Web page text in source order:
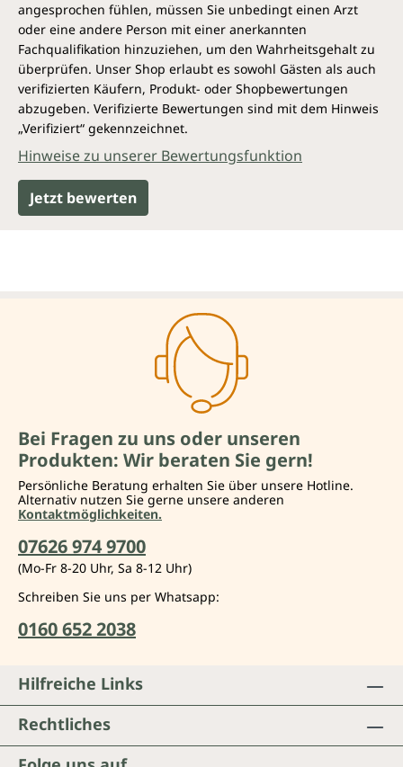
angesprochen fühlen, müssen Sie unbedingt einen Arzt
oder eine andere Person mit einer anerkannten
Fachqualifikation hinzuziehen, um den Wahrheitsgehalt zu
überprüfen. Unser Shop erlaubt es sowohl Gästen als auch
verifizierten Käufern, Produkt- oder Shopbewertungen
abzugeben. Verifizierte Bewertungen sind mit dem Hinweis
„Verifiziert“ gekennzeichnet.
Hinweise zu unserer Bewertungsfunktion
Jetzt bewerten
Bei Fragen zu uns oder unseren
Produkten: Wir beraten Sie gern!
Persönliche Beratung erhalten Sie über unsere Hotline.
Alternativ nutzen Sie gerne unsere anderen
Kontaktmöglichkeiten.
07626 974 9700
(Mo-Fr 8-20 Uhr, Sa 8-12 Uhr)
Schreiben Sie uns per Whatsapp:
0160 652 2038
Hilfreiche Links
Rechtliches